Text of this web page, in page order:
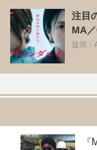
注目
MA／
提供：